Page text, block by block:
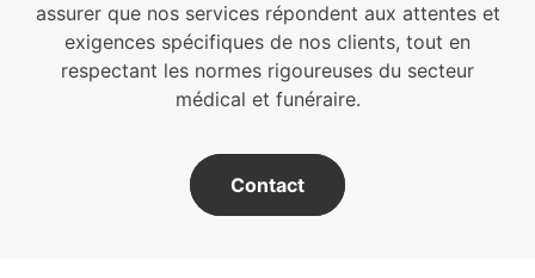
assurer que nos services répondent aux attentes et
exigences spécifiques de nos clients, tout en
respectant les normes rigoureuses du secteur
médical et funéraire.
Contact